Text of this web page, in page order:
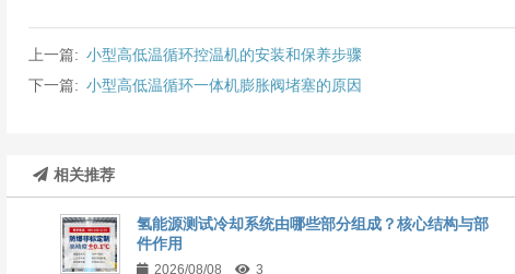
上一篇: 小型高低温循环控温机的安装和保养步骤
下一篇: 小型高低温循环一体机膨胀阀堵塞的原因
相关推荐
氢能源测试冷却系统由哪些部分组成？核心结构与部
件作用
2026/08/08 3